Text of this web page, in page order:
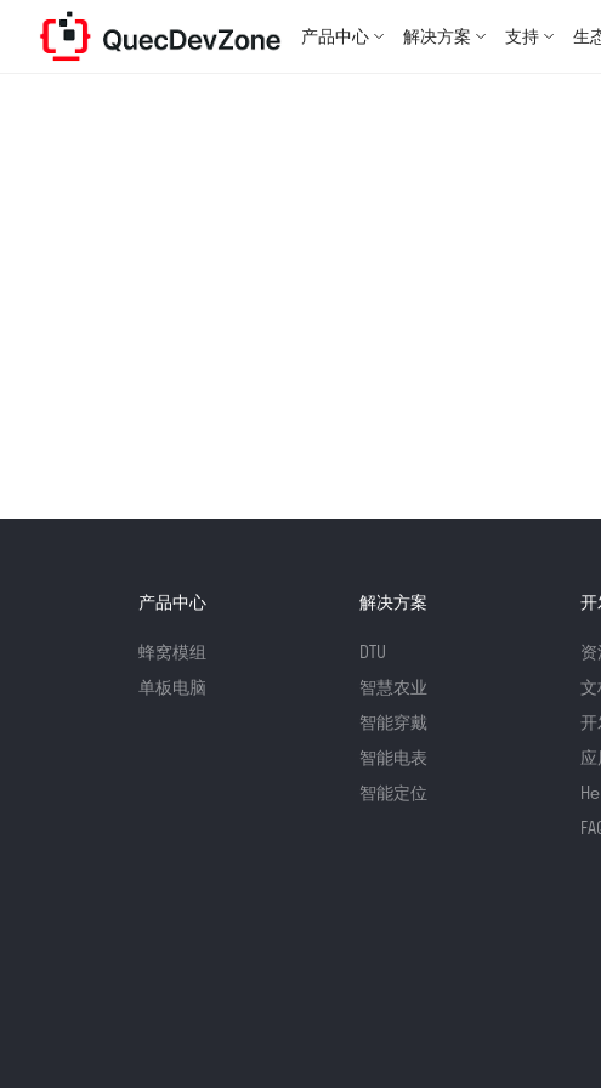
产品中心 解决方案 支持 生
产品中心
蜂窝模组
单板电脑
解决方案
DTU
智慧农业
智能穿戴
智能电表
智能定位